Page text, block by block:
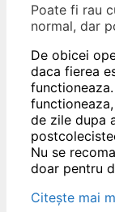
Poate fi rau
normal, dar
De obicei
daca fierea
de zile dupa
Nu se
doar pentru
Citește mai